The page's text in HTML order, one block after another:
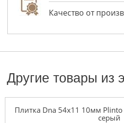
Качество от
Другие товары из
Плитка Dna 54x11 10мм
серый